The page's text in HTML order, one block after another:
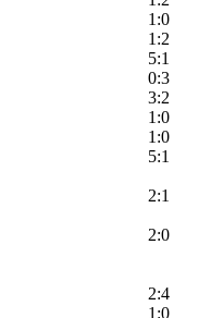
1:0
1:2
5:1
0:3
3:2
1:0
1:0
5:1
2:1
2:0
2:4
1:0